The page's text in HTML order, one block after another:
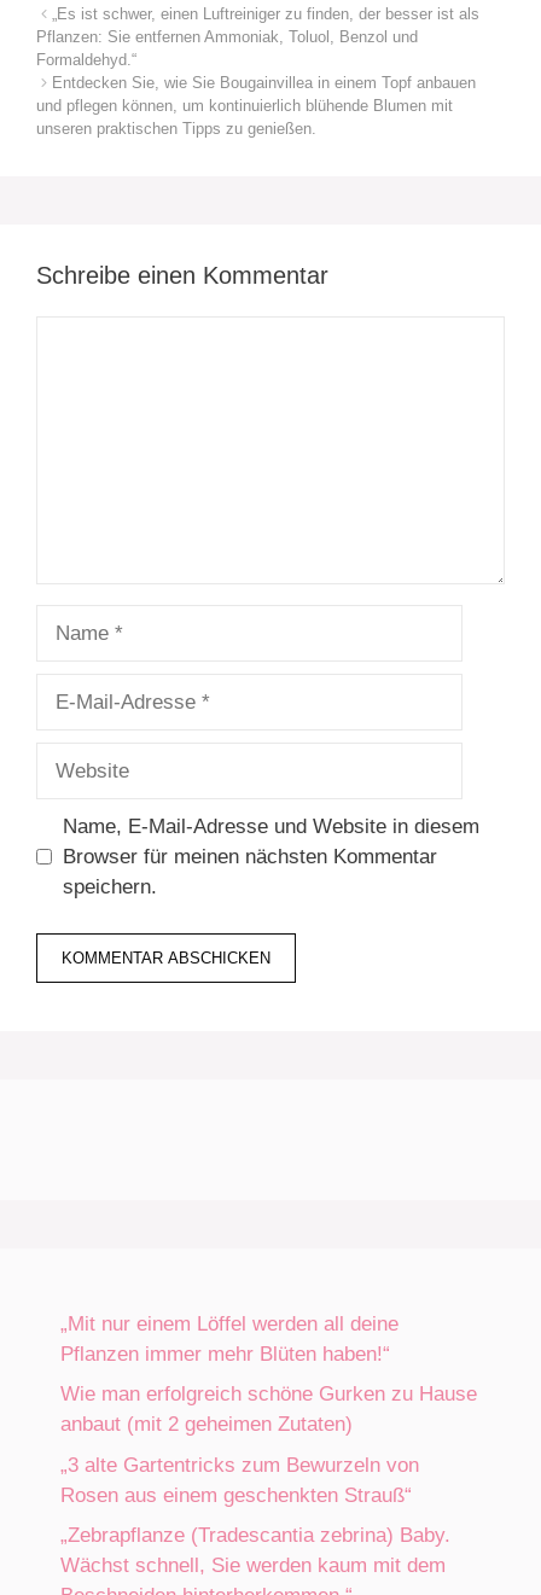
„Es ist schwer, einen Luftreiniger zu finden, der besser ist als
Pflanzen: Sie entfernen Ammoniak, Toluol, Benzol und
Formaldehyd.“
Entdecken Sie, wie Sie Bougainvillea in einem Topf anbauen
und pflegen können, um kontinuierlich blühende Blumen mit
unseren praktischen Tipps zu genießen.
Schreibe einen Kommentar
Name, E-Mail-Adresse und Website in diesem
Browser für meinen nächsten Kommentar
speichern.
„Mit nur einem Löffel werden all deine
Pflanzen immer mehr Blüten haben!“
Wie man erfolgreich schöne Gurken zu Hause
anbaut (mit 2 geheimen Zutaten)
„3 alte Gartentricks zum Bewurzeln von
Rosen aus einem geschenkten Strauß“
„Zebrapflanze (Tradescantia zebrina) Baby.
Wächst schnell, Sie werden kaum mit dem